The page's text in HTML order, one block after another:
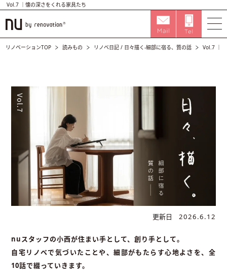
Vol.7 ｜懐の深さをくれる家具たち
リノベーションTOP 読みもの リノベ日記 / 日々描く-細部に宿る、質の話 Vol.7 ｜
更新日 2026.6.12
nuスタッフの小西が住まい手として、創り手として。
自宅リノベで気づいたことや、細部がもたらす心地よさを、全
10話で綴っていきます。